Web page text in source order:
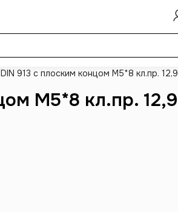
913 с плоским концом М5*8 кл.пр. 12,9
М5*8 кл.пр. 12,9